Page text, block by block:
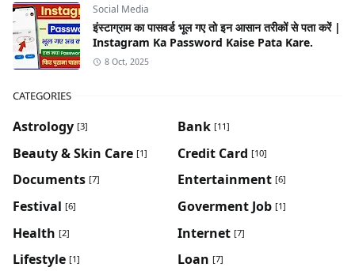
Social Media
इंस्टाग्राम का पासवर्ड भूल गए तो इन आसान तरीकों से पता करें |
Instagram Ka Password Kaise Pata Kare.
8 Oct, 2025
CATEGORIES
Astrology [3] Bank [11]
Beauty & Skin Care [1] Credit Card [10]
Documents [7] Entertainment [6]
Festival [6] Goverment Job [1]
Health [2] Internet [7]
Lifestyle [1] Loan [7]